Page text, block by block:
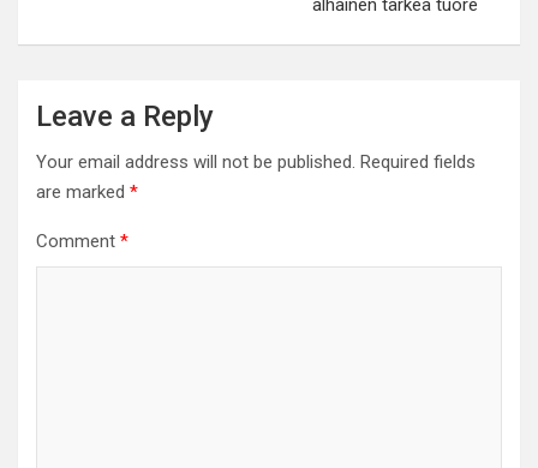
alhainen tärkeä tuore
Leave a Reply
Your email address will not be published. Required fields
are marked *
Comment *